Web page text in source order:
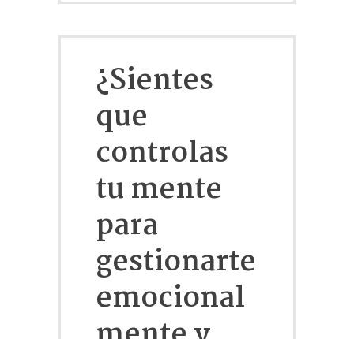
¿Sientes
que
controlas
tu mente
para
gestionarte
emocional